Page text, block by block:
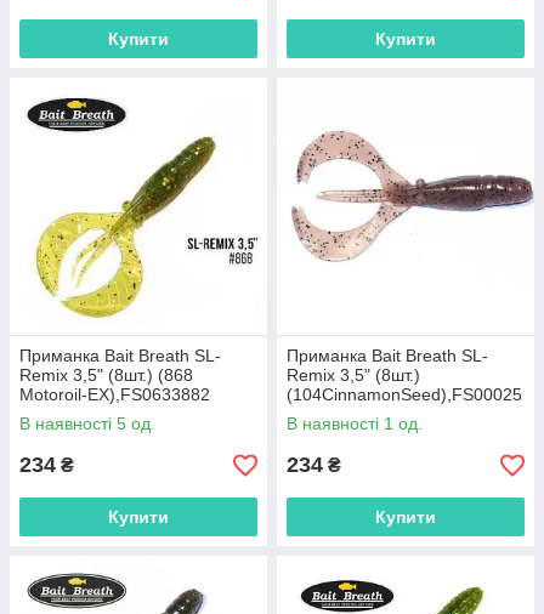
Купити Купити
Приманка Bait Breath SL-
Remix 3,5" (8шт.) (868
Motoroil-EX),FS0633882
В наявності 5 од.
234 ₴
Купити
Приманка Bait Breath SL-
Remix 3,5" (8шт.)
(104CinnamonSeed),FS00025
04
В наявності 1 од.
234 ₴
Купити